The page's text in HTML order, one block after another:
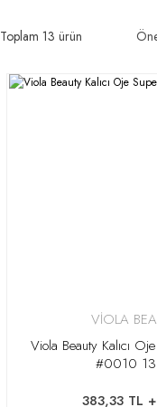
Toplam 13 ürün
VİOLA
Viola Beauty Kalıcı
#0010
383,33 TL